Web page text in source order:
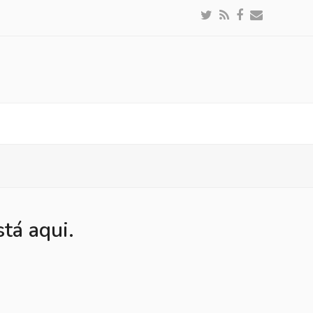
Twitter
RSSFacebook
Email
aqui.